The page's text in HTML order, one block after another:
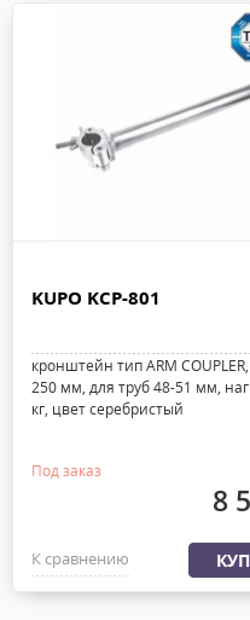
KUPO KCP-801
кронштейн тип ARM
250 мм, для труб 48-51 мм,
кг, цвет серебристый
Под заказ
8
К сравнению